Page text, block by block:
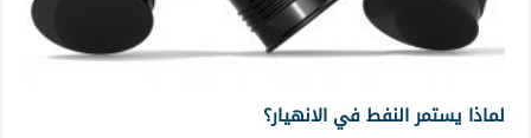
لماذا يستمر النفط في الانهيار؟